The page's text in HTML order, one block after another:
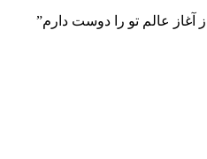
آغاز عالم تو را دوست دارم”